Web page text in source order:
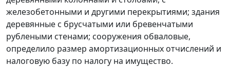
железобетонными и другими перекрытиями; здания
деревянные с брусчатыми или бревенчатыми
рублеными стенами; сооружения обваловые,
определило размер амортизационных отчислений и
налоговую базу по налогу на имущество.